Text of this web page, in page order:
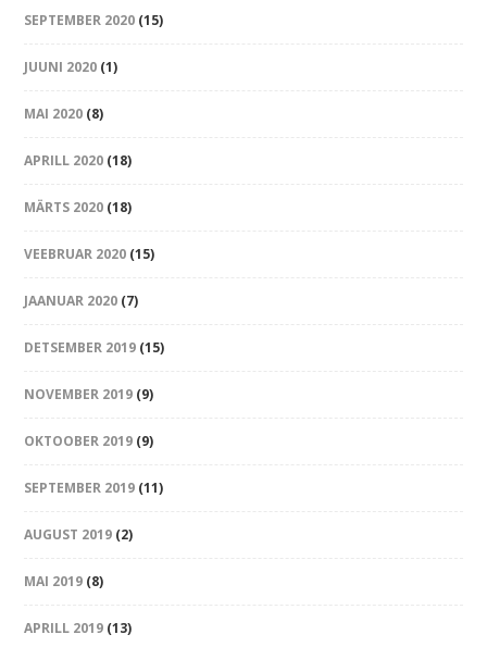
SEPTEMBER 2020 (15)
JUUNI 2020 (1)
MAI 2020 (8)
APRILL 2020 (18)
MÄRTS 2020 (18)
VEEBRUAR 2020 (15)
JAANUAR 2020 (7)
DETSEMBER 2019 (15)
NOVEMBER 2019 (9)
OKTOOBER 2019 (9)
SEPTEMBER 2019 (11)
AUGUST 2019 (2)
MAI 2019 (8)
APRILL 2019 (13)